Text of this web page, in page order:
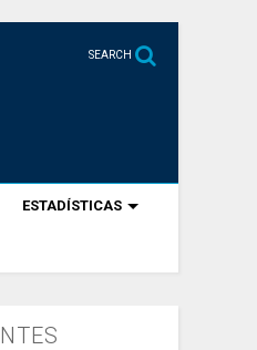
SEARCH
ESTADÍSTICAS